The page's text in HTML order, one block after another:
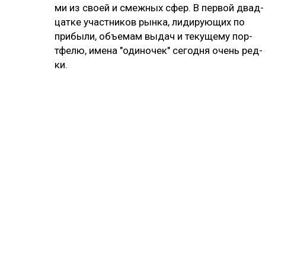
ми из своей и смеж­ных сфер. В пер­вой двад­
цат­ке учас­тни­ков рын­ка, ли­ди­рую­щих по
при­бы­ли, объ­емам вы­дач и те­ку­ще­му пор­
тфе­лю, име­на "оди­но­чек" се­год­ня очень ред­
ки.